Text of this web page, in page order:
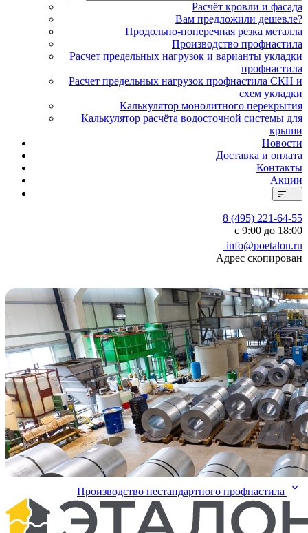
Расчёт кровли и фасада
Вам предложили дешевле?
Продольно-поперечная резка металла
Производство профнастила
Расчет предельных нагрузок и варианты укладки
профнастила
Расчет предельных нагрузок профнастила СКН и
схем укладки
Калькулятор монолитного перекрытия
Калькулятор расчёта водосточной системы для
крыши
Новости
Доставка и оплата
Контакты
Акции
8 (495) 221-64-55
с 9:00 до 18:00
info@poetalon.ru
Адрес скопирован
Производство нестандартного профнастила